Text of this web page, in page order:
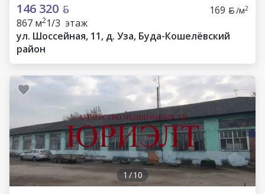
146 320 169 /м2
867 м21/3 этаж
ул. Шоссейная, 11, д. Уза, Буда-Кошелёвский
район
1 /10